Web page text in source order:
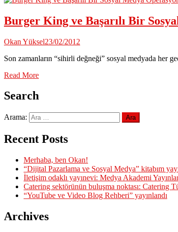
Burger King ve Başarılı Bir
Okan Yüksel23/02/2012
Son zamanların “sihirli değneği” sosyal medyada her
Read More
Search
Arama:
Recent Posts
Merhaba, ben Okan!
“Dijital Pazarlama ve Sosyal Medya” kitabım
İletişim odaklı yayınevi: Medya Akademi
Catering sektörünün buluşma noktası: Catering
“YouTube ve Video Blog Rehberi” yayınlandı
Archives